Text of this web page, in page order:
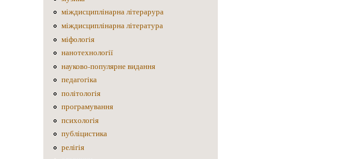
міждисциплінарна літерарура
міждисциплінарна література
міфологія
нанотехнології
науково-популярне видання
педагогіка
політологія
програмування
психологія
публіцистика
релігія